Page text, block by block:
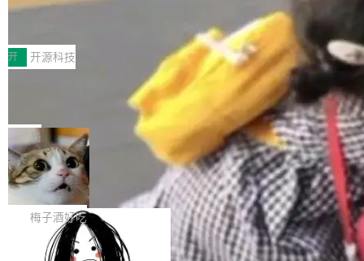
传输性能最高提升5倍。UCL-MPComm底层基
于自研UCL-Engine通信引擎，后续腾讯网平将
持续开源更多基于UCL-Engine的高性能通信组
件。 腾讯网平团队在UCL-MPComm中实现了一
个独立于业务线程的全局通信引擎（Engine），
创新与落地成效成功入选。 全链路私有化部署，
助力企业AI研发安全落地 当前，越来越多企业已
经开始引入 AI Coding 工具，通过调用公有云模
型或企业内部部署模型提升研发效率。但随着 AI
Coding 从个人辅助工具逐步走向团队级、组织
级应用，企业在规模化落地过程中，对安全性、
可控性和代码质量提出了更高要求。 首先是数据
安全与合规要求。对于大多数普通研发场景，公
有云模型能够满足快速试用和效率提升的需求。
但对于金融、能源、医疗等对数据安全要求较...
深信服AI算力网关入选工信部人工智能
前不久，工业和信息化部正式发布《2025年人工
智能应用典型案例名单》，集中展示人工智能在
各领域的应用成果，覆盖技术底座、行业赋能、
产品应用、支撑保障、专题等五大方向。深信服
AI算力网关（AI创新平台）成功入选！ 随着各行
各业的Agent走向规模化建设，算力构成形态逐
渐丰富，用户关注的重点也在发生变化：不只是
让AI用起来，还要进一步看清混合算力时代下，
Token花在哪里、算力是否被充分利用，以及持
续增长的AI成本该如何优化。 深信服AI算力网关
正是围绕这些实际问题，从Token治理和成本治
理两个方面，让用户的每一份算力都看得清、管
开 开源科技
Jeff Dean 离开 Google：一个时代的结
束，一个实验室的开始
Google 员工编号 20。MapReduce 作者之一。
Bigtable 作者之一。TensorFlow 的作者之一。
Gemini 的架构师。Google 首席科学家。 Jeff D
ean 在 Google 工作了 27 年后，宣布离职。 他
不是一个人走。一同离开的还有 Sanjay Ghema
wat（Google 员工编号 23，Jeff Dean 二十多
年的编程搭档，MapReduce 和 Bigtable 的共同
作者）、Quoc Le（Google 大脑核心成员，Se
局
🔥 SolonCode v2026.8.4 发布：界面
字体可调、22 种语言、记忆搜索增强
打开终端就能上岗的全中文编码智能体，这一轮
把「看得清、用母语、记得住」三件事一次补
齐。 SolonCode 是什么 SolonCode 是杭州无
耳科技研发的企业级终端编码智能体——一位全
梅子酒好吃
让“代码语义理解”深度释放AI Coding